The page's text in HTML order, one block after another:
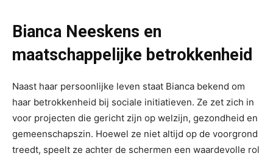
Bianca Neeskens en
maatschappelijke betrokkenheid
Naast haar persoonlijke leven staat Bianca bekend om
haar betrokkenheid bij sociale initiatieven. Ze zet zich in
voor projecten die gericht zijn op welzijn, gezondheid en
gemeenschapszin. Hoewel ze niet altijd op de voorgrond
treedt, speelt ze achter de schermen een waardevolle rol